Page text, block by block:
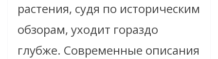
растения, судя по историческим
обзорам, уходит гораздо
глубже. Современные описания